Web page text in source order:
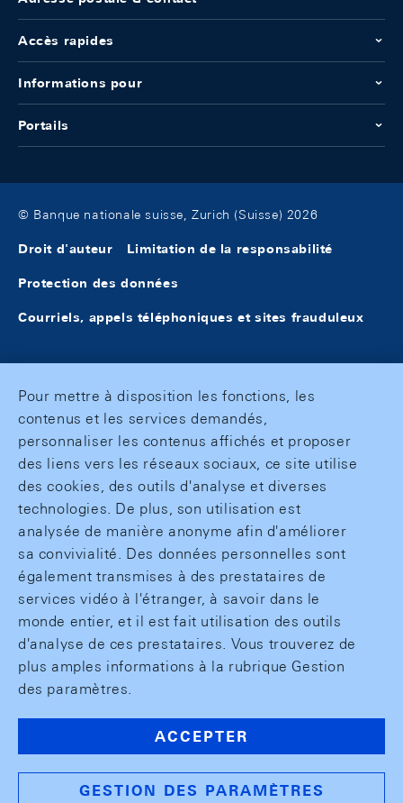
Accès rapides
Informations pour
Portails
© Banque nationale suisse, Zurich (Suisse) 2026
Droit d'auteur Limitation de la responsabilité
Protection des données
Courriels, appels téléphoniques et sites frauduleux
Pour mettre à disposition les fonctions, les
contenus et les services demandés,
personnaliser les contenus affichés et proposer
des liens vers les réseaux sociaux, ce site utilise
des cookies, des outils d'analyse et diverses
technologies. De plus, son utilisation est
analysée de manière anonyme afin d'améliorer
sa convivialité. Des données personnelles sont
également transmises à des prestataires de
services vidéo à l'étranger, à savoir dans le
monde entier, et il est fait utilisation des outils
d'analyse de ces prestataires. Vous trouverez de
plus amples informations à la rubrique Gestion
des paramètres.
ACCEPTER
GESTION DES PARAMÈTRES